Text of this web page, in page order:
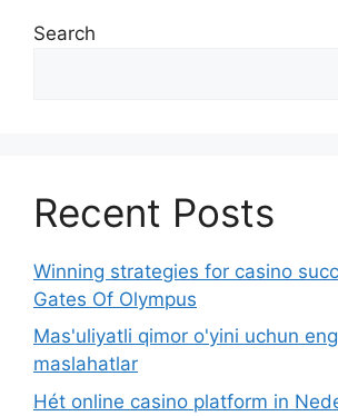
Search
Recent Posts
Winning strategies for casino
Gates Of Olympus
Mas'uliyatli qimor o'yini uchun
maslahatlar
Hét online casino platform in